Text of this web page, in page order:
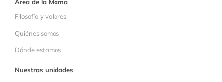
Área de la Mama
Filosofía y valores
Quiénes somos
Dónde estamos
Nuestras unidades